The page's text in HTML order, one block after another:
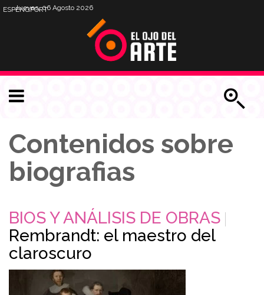
Jueves, 06 Agosto 2026
ESPENGPORT
Contenidos sobre
biografias
BIOS Y ANÁLISIS DE OBRAS
Rembrandt: el maestro del
claroscuro